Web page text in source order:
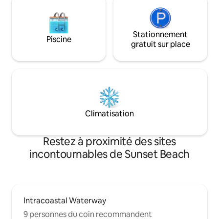
au centre-ville.
🐦‍⬛
Piscine
Stationnement
gratuit sur place
Climatisation
Restez à proximité des sites
incontournables de Sunset Beach
Intracoastal Waterway
9 personnes du coin recommandent